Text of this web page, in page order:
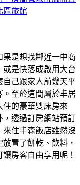
區旅館
是想找鄰近一中商
或是快落成啟用大台
自己跟家人前幾天平
。至於這間屬於丰居
的豪華雙床房來
，透過訂房網站預訂
住丰森飯店雖然沒
置了餅乾、飲料，
房客自由享用呢！